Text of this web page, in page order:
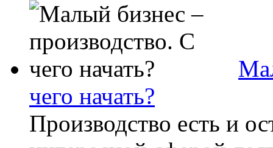
чего начать?
Производство есть и